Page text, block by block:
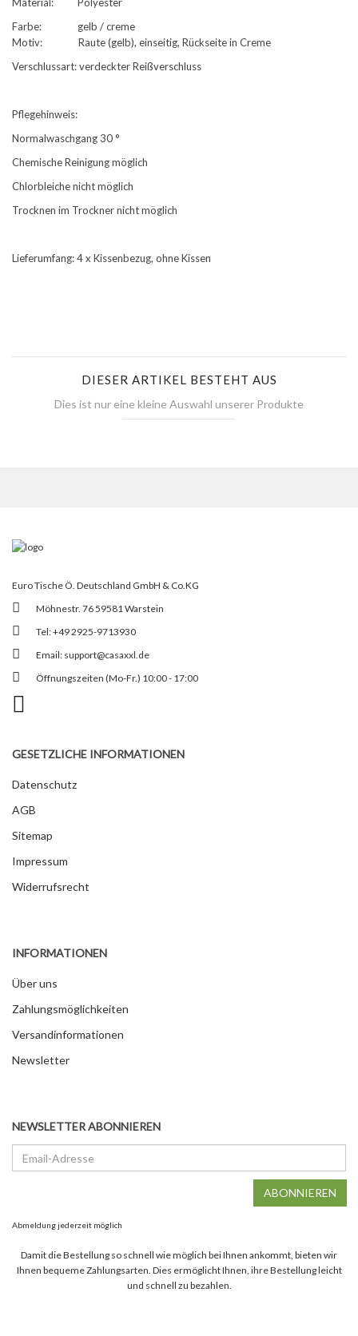
Farbe: gelb / creme
Motiv: Raute (gelb), einseitig, Rückseite in Creme
Verschlussart: verdeckter Reißverschluss
Pflegehinweis:
Normalwaschgang 30 °
Chemische Reinigung möglich
Chlorbleiche nicht möglich
Trocknen im Trockner nicht möglich
Lieferumfang: 4 x Kissenbezug, ohne Kissen
DIESER ARTIKEL BESTEHT AUS
Dies ist nur eine kleine Auswahl unserer Produkte
Euro Tische Ö. Deutschland GmbH & Co.KG
Möhnestr. 76 59581 Warstein
Tel: +49 2925-9713930
Email: support@casaxxl.de
Öffnungszeiten (Mo-Fr.) 10:00 - 17:00
GESETZLICHE INFORMATIONEN
Datenschutz
AGB
Sitemap
Impressum
Widerrufsrecht
INFORMATIONEN
Über uns
Zahlungsmöglichkeiten
Versandinformationen
Newsletter
NEWSLETTER ABONNIEREN
Adresse
ABONNIEREN
Abmeldung jederzeit möglich
Damit die Bestellung so schnell wie möglich bei Ihnen ankommt, bieten wir
Ihnen bequeme Zahlungsarten. Dies ermöglicht Ihnen, ihre Bestellung leicht
und schnell zu bezahlen.